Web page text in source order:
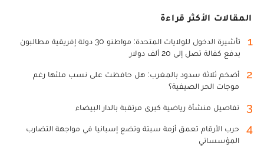
المقالات الأكثر قراءة
1
تأشيرة الدخول للولايات المتحدة: مواطنو 30 دولة إفريقية مطالبون
بدفع كفالة تصل إلى 20 ألف دولار
2
أضخم ثلاثة سدود بالمغرب: هل حافظت على نسب ملئها رغم
موجات الحر الصيفية؟
3 تفاصيل منشأة رياضية كبرى مرتقبة بالدار البيضاء
4
حرب الأرقام تعمق أزمة سبتة وتضع إسبانيا في مواجهة التضارب
المؤسساتي